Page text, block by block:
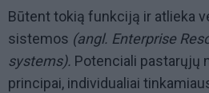
Būtent tokią funkciją ir atlieka
sistemos (angl. Enterprise
systems). Potenciali pastarųjų
principai, individualiai